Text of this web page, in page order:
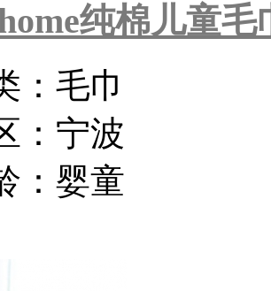
纯棉儿童毛
：毛巾
：宁波
：婴童